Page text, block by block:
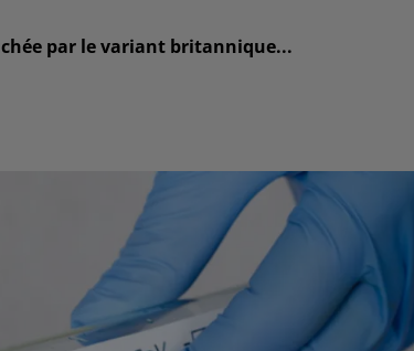
par le variant britannique...